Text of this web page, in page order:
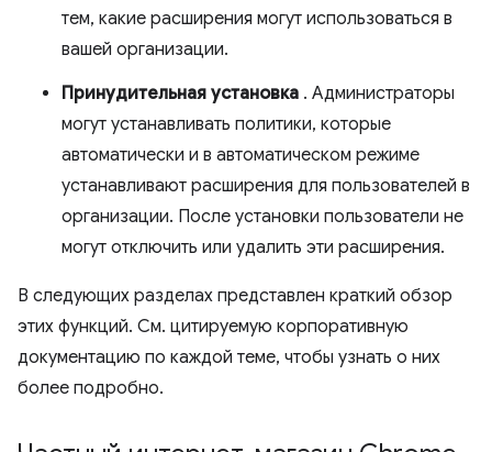
тем, какие расширения могут использоваться в
вашей организации.
Принудительная установка . Администраторы
могут устанавливать политики, которые
автоматически и в автоматическом режиме
устанавливают расширения для пользователей в
организации. После установки пользователи не
могут отключить или удалить эти расширения.
В следующих разделах представлен краткий обзор
этих функций. См. цитируемую корпоративную
документацию по каждой теме, чтобы узнать о них
более подробно.